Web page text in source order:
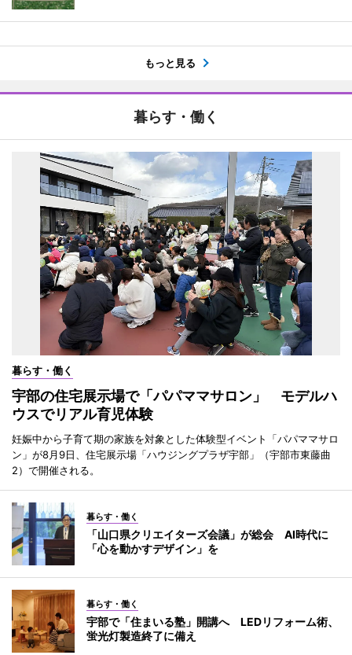
もっと見る
暮らす・働く
暮らす・働く
宇部の住宅展示場で「パパママサロン」 モデルハ
ウスでリアル育児体験
妊娠中から子育て期の家族を対象とした体験型イベント「パパママサロ
ン」が8月9日、住宅展示場「ハウジングプラザ宇部」（宇部市東藤曲
2）で開催される。
暮らす・働く
「山口県クリエイターズ会議」が総会 AI時代に
「心を動かすデザイン」を
暮らす・働く
宇部で「住まいる塾」開講へ LEDリフォーム術、
蛍光灯製造終了に備え